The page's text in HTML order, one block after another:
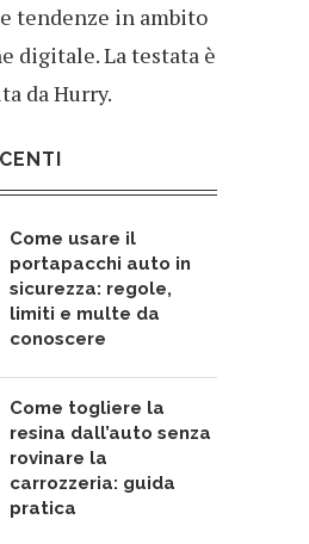
tendenze in ambito
digitale. La testata è
da Hurry.
Come usare il
portapacchi auto in
sicurezza: regole,
limiti e multe da
conoscere
Come togliere la
resina dall’auto senza
rovinare la
carrozzeria: guida
pratica